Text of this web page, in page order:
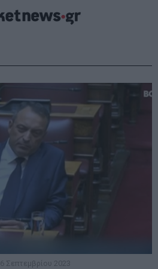
6 Σεπτεμβρίου 2023